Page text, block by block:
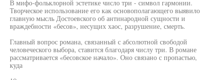
В мифо-фольклорной эстетике число три - символ гармонии.
Творческое использование его как основополагающего выявило
главную мысль Достоевского об антинародной сущности и
враждебности «бесов», несущих хаос, разрушение, смерть.
Главный вопрос романа, связанный с абсолютной свободой
человеческого выбора, ставится благодаря числу три. В романе
рассматривается «бесовское начало». Оно связано с пропастью,
куда